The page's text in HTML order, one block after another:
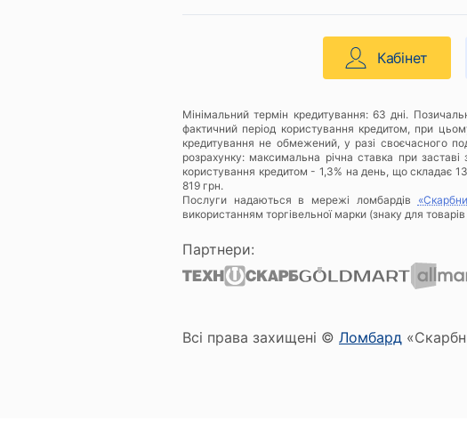
Кабінет
Мінімальний термін кредитування: 63 дні.
фактичний період користування кредитом, при
кредитування не обмежений, у разі своєчасного
розрахунку: максимальна річна ставка при
користування кредитом - 1,3% на день, що складає
819 грн.
Послуги надаються в мережі ломбардів
використанням торгівельної марки (знаку для
Партнери:
Всі права захищені © Ломбард